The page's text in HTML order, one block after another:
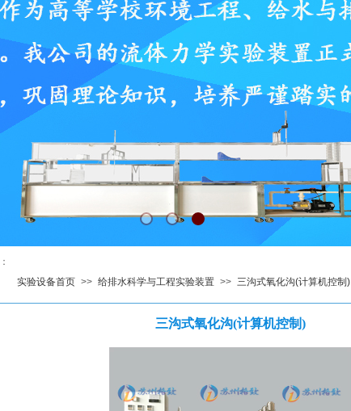
：
实验设备首页 >> 给排水科学与工程实验装置 >> 三沟式氧化沟(计算机控制)
三沟式氧化沟(计算机控制)